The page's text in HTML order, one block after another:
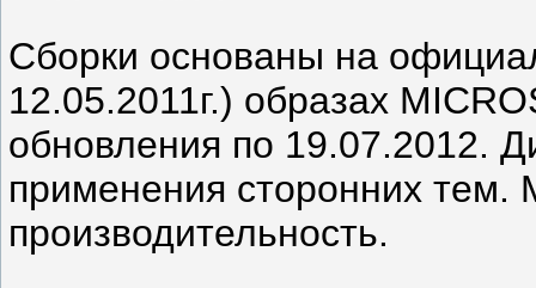
Сборки основаны на
12.05.2011г.) образах
обновления по 19.07.2012.
применения сторонних
производительность.